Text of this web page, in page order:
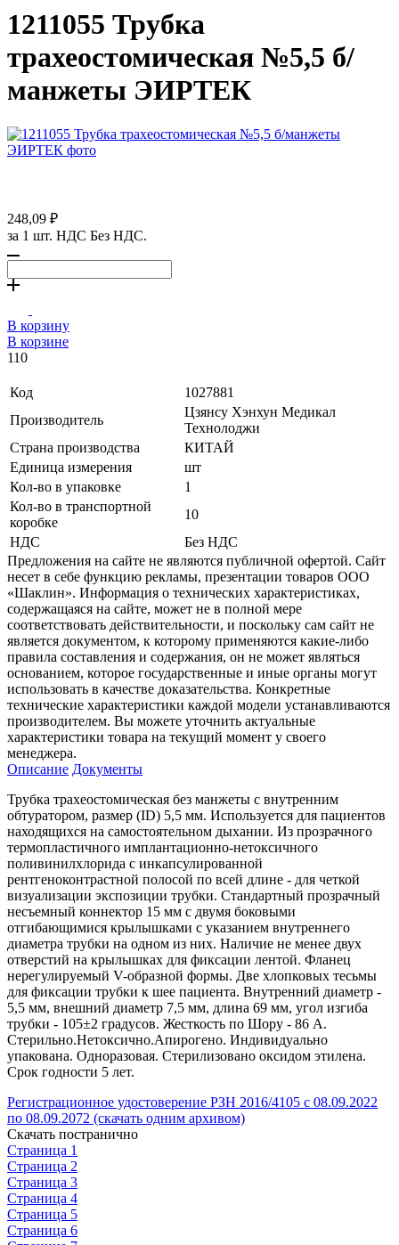
1211055 Трубка
трахеостомическая №5,5 б/
манжеты ЭИРТЕК
248,09 ₽
за 1 шт. НДС Без НДС.
В корзину
В корзине
110
Код
1027881
Производитель
Цзянсу Хэнхун Медикал
Технолоджи
Страна производства
КИТАЙ
Единица измерения
шт
Кол-во в упаковке
1
Кол-во в транспортной
коробке
10
НДС
Без НДС
Предложения на сайте не являются публичной офертой. Сайт
несет в себе функцию рекламы, презентации товаров ООО
«Шаклин». Информация о технических характеристиках,
содержащаяся на сайте, может не в полной мере
соответствовать действительности, и поскольку сам сайт не
является документом, к которому применяются какие-либо
правила составления и содержания, он не может являться
основанием, которое государственные и иные органы могут
использовать в качестве доказательства. Конкретные
технические характеристики каждой модели устанавливаются
производителем. Вы можете уточнить актуальные
характеристики товара на текущий момент у своего
менеджера.
Описание Документы
Трубка трахеостомическая без манжеты с внутренним
обтуратором, размер (ID) 5,5 мм. Используется для пациентов
находящихся на самостоятельном дыхании. Из прозрачного
термопластичного имплантационно-нетоксичного
поливинилхлорида с инкапсулированной
рентгеноконтрастной полосой по всей длине - для четкой
визуализации экспозиции трубки. Стандартный прозрачный
несъемный коннектор 15 мм с двумя боковыми
отгибающимися крылышками с указанием внутреннего
диаметра трубки на одном из них. Наличие не менее двух
отверстий на крылышках для фиксации лентой. Фланец
нерегулируемый V-образной формы. Две хлопковых тесьмы
для фиксации трубки к шее пациента. Внутренний диаметр -
5,5 мм, внешний диаметр 7,5 мм, длина 69 мм, угол изгиба
трубки - 105±2 градусов. Жесткость по Шору - 86 А.
Стерильно.Нетоксично.Апирогено. Индивидуально
упакована. Одноразовая. Стерилизовано оксидом этилена.
Срок годности 5 лет.
Регистрационное удостоверение РЗН 2016/4105 с 08.09.2022
по 08.09.2072 (скачать одним архивом)
Скачать постранично
Страница 1
Страница 2
Страница 3
Страница 4
Страница 5
Страница 6